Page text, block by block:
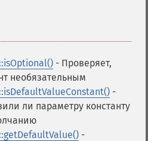
- Проверяет,
необязательным
-
ли параметру константу
-